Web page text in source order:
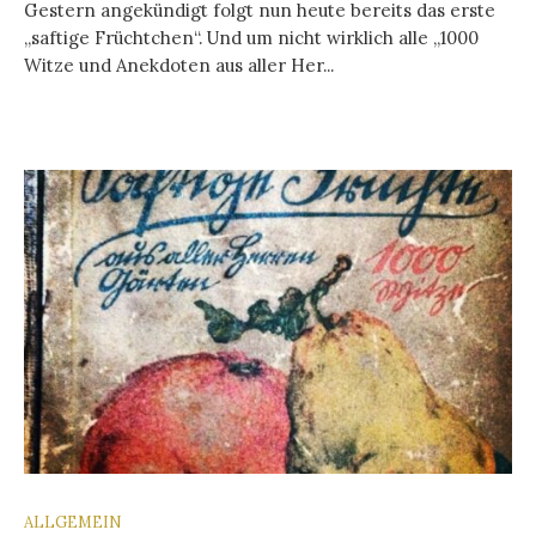
Gestern angekündigt folgt nun heute bereits das erste
„saftige Früchtchen“. Und um nicht wirklich alle „1000
Witze und Anekdoten aus aller Her...
ALLGEMEIN